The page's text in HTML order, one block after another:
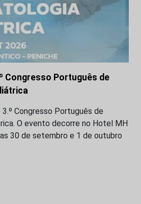
Congresso Português de
Congresso Português de
O evento decorre no Hotel MH
30 de setembro e 1 de outubro